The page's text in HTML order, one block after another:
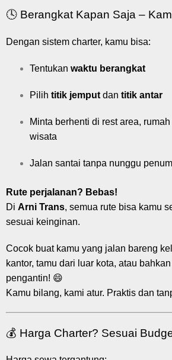
🕓 Berangkat Kapan Saja –
Dengan sistem charter, kamu bisa:
Tentukan waktu berangkat
Pilih titik jemput dan titik antar
Minta berhenti di rest area,
wisata
Jalan santai tanpa nunggu
Rute perjalanan? Bebas!
Di Arni Trans, semua rute bisa kamu
sesuai keinginan.
Cocok buat kamu yang jalan bareng
kantor, tamu dari luar kota, atau
pengantin! 😄
Kamu bilang, kami atur. Praktis dan
💰 Harga Charter? Sesuai